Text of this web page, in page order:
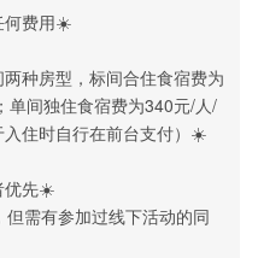
何费用☀️
种房型，标间合住食宿费为
单间独住食宿费为340元/人/
入住时自行在前台支付）☀️
优先☀️
需有参加过线下活动的同